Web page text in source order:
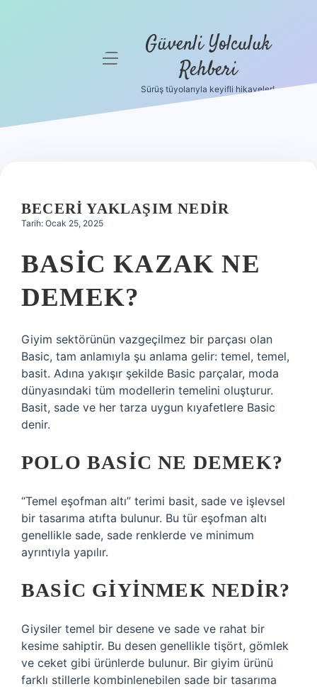
Hakkımızda
menüyü Güvenli Yolculuk
Rehberi
Sürüş tüyolarıyla keyifli hikayeler!
BECERI YAKLAŞIM NEDIR
Tarih: Ocak 25, 2025
BASIC KAZAK NE
DEMEK?
Giyim sektörünün vazgeçilmez bir parçası olan
Basic, tam anlamıyla şu anlama gelir: temel, temel,
basit. Adına yakışır şekilde Basic parçalar, moda
dünyasındaki tüm modellerin temelini oluşturur.
Basit, sade ve her tarza uygun kıyafetlere Basic
denir.
POLO BASIC NE DEMEK?
“Temel eşofman altı” terimi basit, sade ve işlevsel
bir tasarıma atıfta bulunur. Bu tür eşofman altı
genellikle sade, sade renklerde ve minimum
ayrıntıyla yapılır.
BASIC GIYINMEK NEDIR?
Giysiler temel bir desene ve sade ve rahat bir
kesime sahiptir. Bu desen genellikle tişört, gömlek
ve ceket gibi ürünlerde bulunur. Bir giyim ürünü
farklı stillerle kombinlenebilen sade bir tasarıma